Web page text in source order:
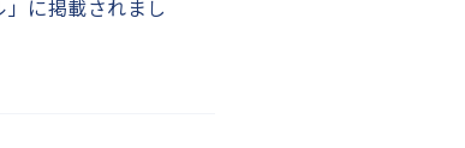
に掲載されまし